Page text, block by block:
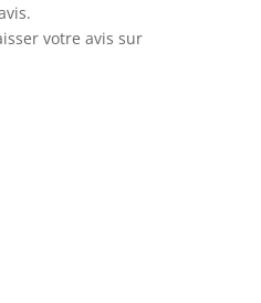
votre avis sur